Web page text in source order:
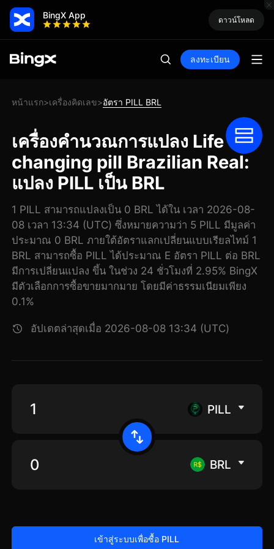
BingX App ดาวน์โหลด
ลงทะเบียน
หน้าแรก>เครื่องคิดเลข>อัตรา PILL BRL
เครื่องคำนวณการแปลง Life
changing pill Brazilian Real:
แปลง PILL เป็น BRL
1 PILL สามารถแปลงเป็น 0 BRL ได้ใน เวลา 2026-08-
08 เวลา 13:34 (UTC) ซึ่งหมายความว่า 5 PILL มีมูลค่า
ประมาณ 0 BRL ภายใต้อัตราแลกเปลี่ยนแบบเรียลไทม์ 1
BRL สามารถซื้อ PILL ได้ประมาณ E อัตรา PILL ต่อ BRL
มีการเปลี่ยนแปลง ขึ้น ในช่วง 24 ชั่วโมงที่ 2.95% BingX
มีตัวเลือกการซื้อขายมากมาย โดยมีค่าธรรมเนียมเพียง
0.1%
อัปเดตล่าสุดเมื่อ 2026-08-08 13:34 (UTC)
PILL
BRL
เข้าสู่ระบบเพื่อซื้อ PILL